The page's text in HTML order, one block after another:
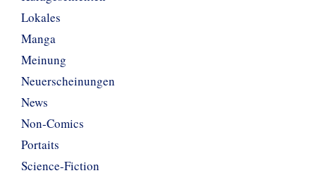
Lokales
Manga
Meinung
Neuerscheinungen
News
Non-Comics
Portaits
Science-Fiction